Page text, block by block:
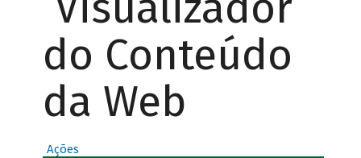
do Conteúdo
da Web
Ações